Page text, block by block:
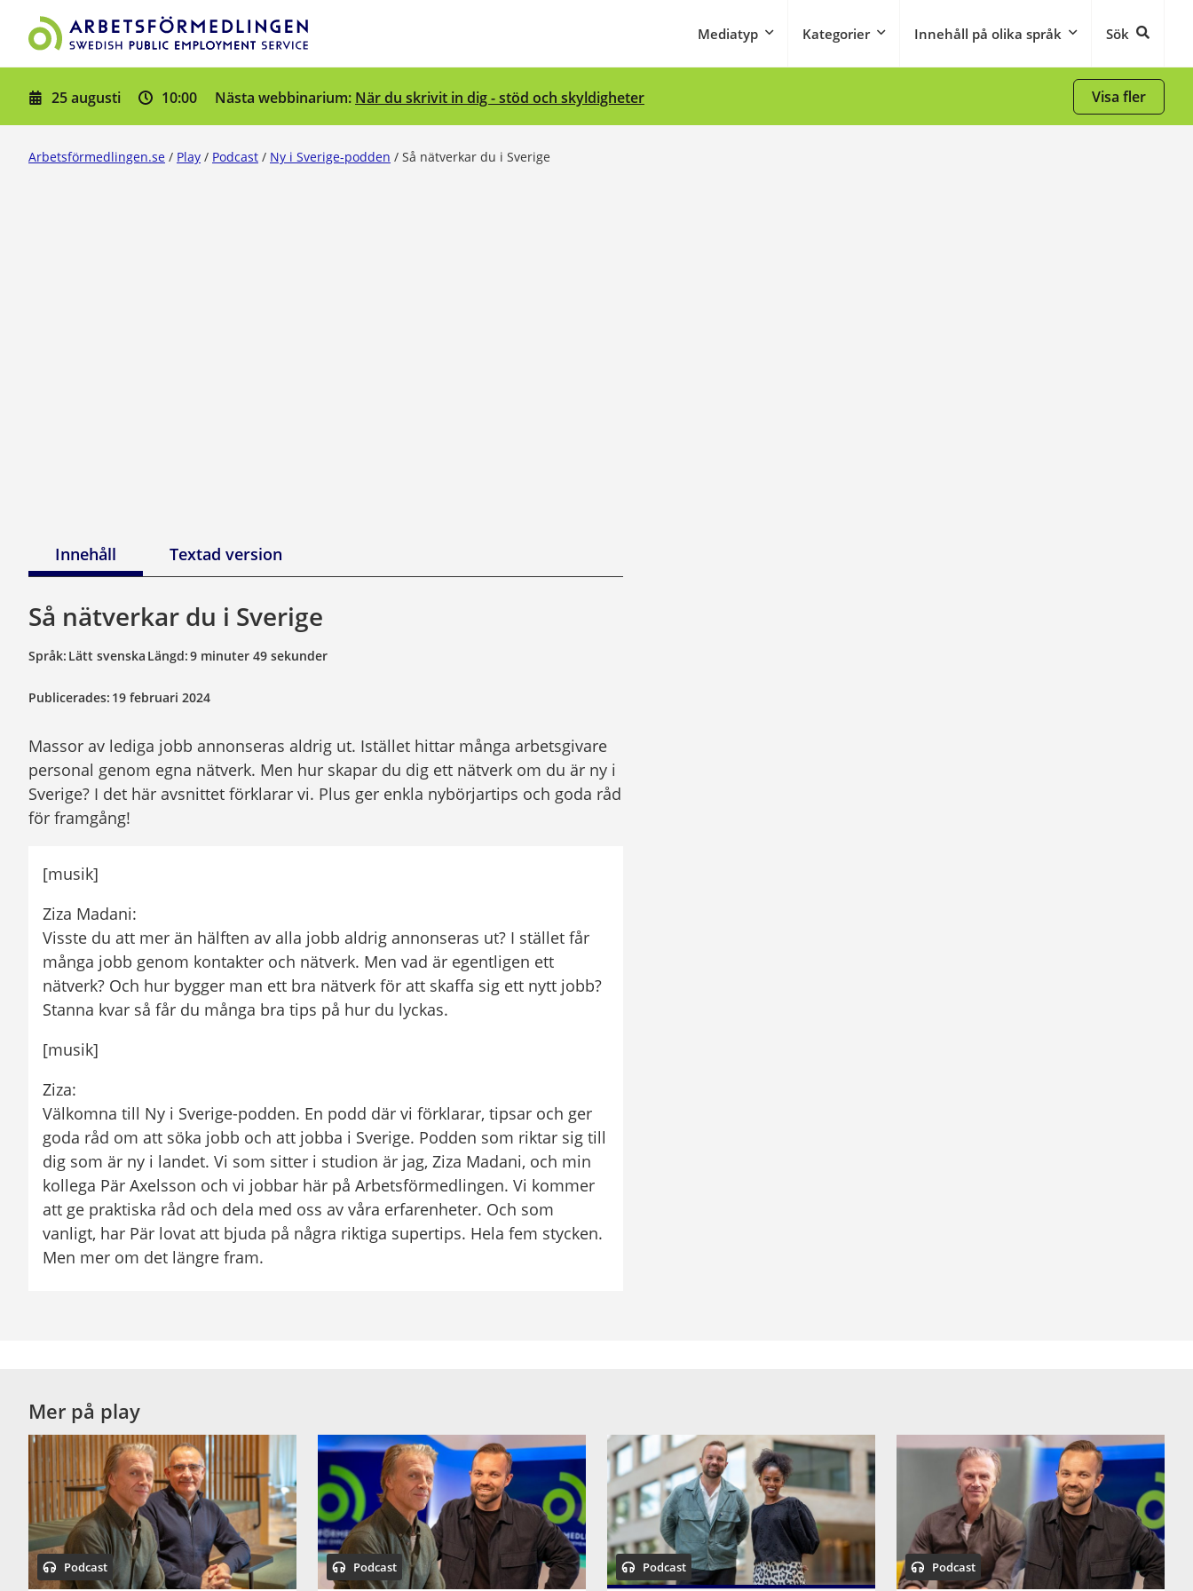
Mediatyp Kategorier Innehåll på olika språk Sök
25 augusti 10:00 Nästa webbinarium: När du skrivit in dig - stöd och skyldigheter Visa fler
Arbetsförmedlingen.se / Play / Podcast / Ny i Sverige-podden / Så nätverkar du i Sverige
Innehåll Textad version
Så nätverkar du i Sverige
Språk: Lätt svenska Längd:9 minuter 49 sekunder
Publicerades: 19 februari 2024
Massor av lediga jobb annonseras aldrig ut. Istället hittar många arbetsgivare
personal genom egna nätverk. Men hur skapar du dig ett nätverk om du är ny i
Sverige? I det här avsnittet förklarar vi. Plus ger enkla nybörjartips och goda råd
för framgång!
[musik]
Ziza Madani:
Visste du att mer än hälften av alla jobb aldrig annonseras ut? I stället får
många jobb genom kontakter och nätverk. Men vad är egentligen ett
nätverk? Och hur bygger man ett bra nätverk för att skaffa sig ett nytt jobb?
Stanna kvar så får du många bra tips på hur du lyckas.
[musik]
Ziza:
Välkomna till Ny i Sverige-podden. En podd där vi förklarar, tipsar och ger
goda råd om att söka jobb och att jobba i Sverige. Podden som riktar sig till
dig som är ny i landet. Vi som sitter i studion är jag, Ziza Madani, och min
kollega Pär Axelsson och vi jobbar här på Arbetsförmedlingen. Vi kommer
att ge praktiska råd och dela med oss av våra erfarenheter. Och som
vanligt, har Pär lovat att bjuda på några riktiga supertips. Hela fem stycken.
Men mer om det längre fram.
Pär:
Ziza:
Var det inte genom vårt eget nätverkande som vi hamnade på
Arbetsförmedlingen och startade den här roliga podden?
Pär:
Mer på play
Podcast Podcast Podcast Podcast